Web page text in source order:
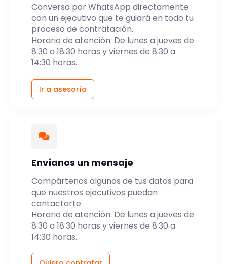
Conversa por WhatsApp directamente
con un ejecutivo que te guiará en todo tu
proceso de contratación.
Horario de atención: De lunes a jueves de
8:30 a 18:30 horas y viernes de 8:30 a
14:30 horas.
Ir a asesoría
Envíanos un mensaje
Compártenos algunos de tus datos para
que nuestros ejecutivos puedan
contactarte.
Horario de atención: De lunes a jueves de
8:30 a 18:30 horas y viernes de 8:30 a
14:30 horas.